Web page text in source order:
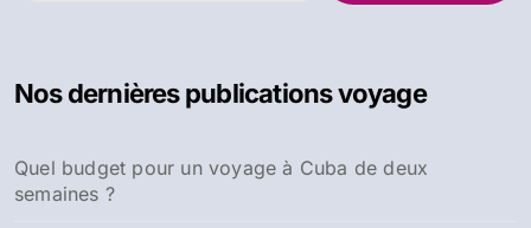
r
e
r
Nos dernières publications voyage
Quel budget pour un voyage à Cuba de deux
semaines ?